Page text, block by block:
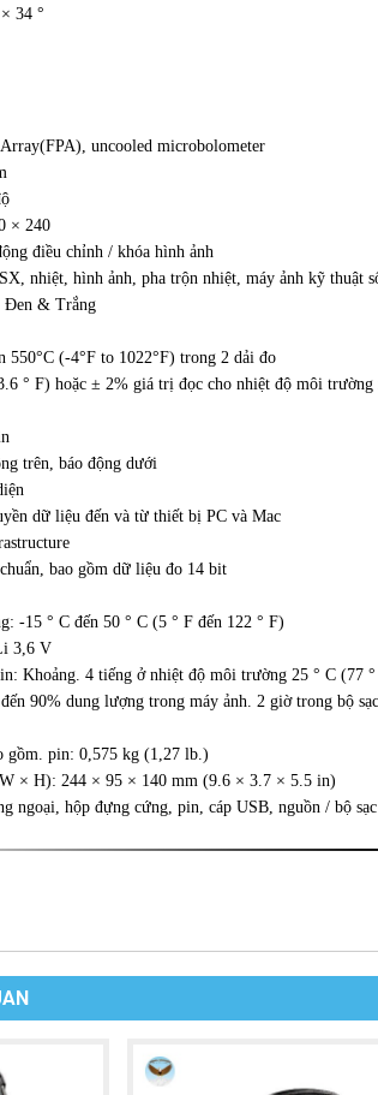
34 °
uncooled microbolometer
× 240
điều chỉnh / khóa hình ảnh
nhiệt, hình ảnh, pha trộn nhiệt, máy ảnh kỹ thuật
Đen & Trắng
550°C (-4°F to 1022°F) trong 2 dải đo
° F) hoặc ± 2% giá trị đọc cho nhiệt độ môi
trên, báo động dưới
dữ liệu đến và từ thiết bị PC và Mac
bao gồm dữ liệu đo 14 bit
-15 ° C đến 50 ° C (5 ° F đến 122 ° F)
3,6 V
Khoảng. 4 tiếng ở nhiệt độ môi trường 25 ° C (77
90% dung lượng trong máy ảnh. 2 giờ trong bộ sạc
gồm. pin: 0,575 kg (1,27 lb.)
× H): 244 × 95 × 140 mm (9.6 × 3.7 × 5.5 in)
ngoại, hộp đựng cứng, pin, cáp USB, nguồn / bộ